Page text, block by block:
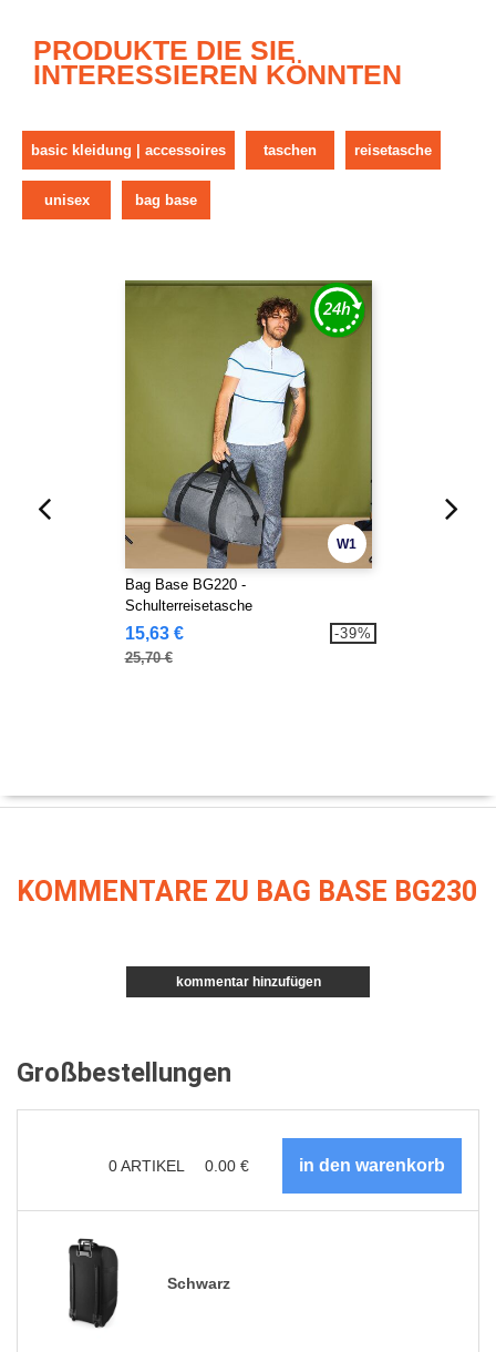
PRODUKTE DIE SIE
INTERESSIEREN KÖNNTEN
basic kleidung | accessoires taschen reisetasche
unisex bag base
W1
Bag Base BG220 -
Schulterreisetasche
15,63 €
25,70 €
-39%
KOMMENTARE ZU BAG BASE BG230
kommentar hinzufügen
Großbestellungen
0ARTIKEL 0.00 €
Schwarz